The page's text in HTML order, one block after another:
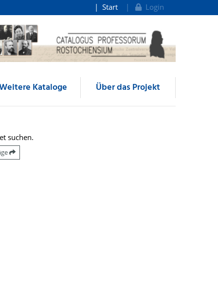
Start Login
Kataloge Über das Projekt
suchen.